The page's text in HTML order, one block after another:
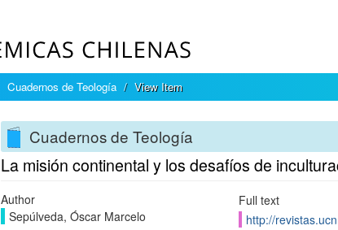
Cuadernos de Teología View Item
Cuadernos de Teología
La misión continental y los desafíos de
Author
Sepúlveda, Óscar Marcelo
Full text
http://